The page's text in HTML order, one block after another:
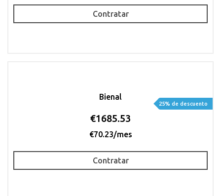
Contratar
Bienal
€1685.53
€70.23/mes
25% de descuento
Contratar